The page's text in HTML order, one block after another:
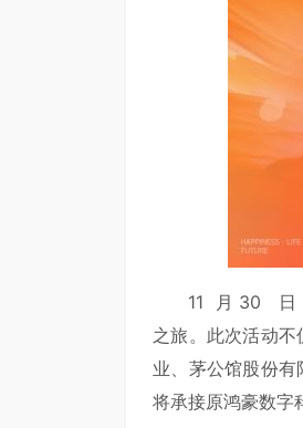
11 月 30 日
之旅。此次活动
业、茅公馆股份
将承接原鸿豪数字